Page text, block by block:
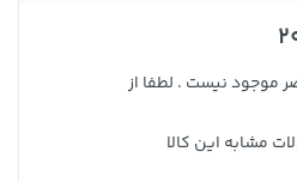
موجود نیست . لطفا از
مشابه این کالا